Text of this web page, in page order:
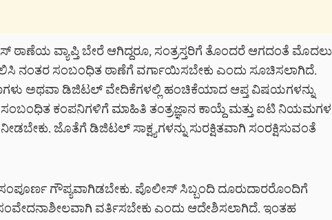
ವ್ಯಾಪ್ತಿ ಬೇರೆ ಆಗಿದ್ದರೂ, ಸಂತ್ರಸ್ತರಿಗೆ ತೊಂದರೆ ಆಗದಂತೆ ಮೊದಲು
ನಂತರ ಸಂಬಂಧಿತ ಠಾಣೆಗೆ ವರ್ಗಾಯಿಸಬೇಕು ಎಂದು ಸೂಚಿಸಲಾಗಿದೆ.
ಅಥವಾ ಡಿಜಿಟಲ್ ವೇದಿಕೆಗಳಲ್ಲಿ ಹಂಚಿಕೆಯಾದ ಆಪ್ತ ವಿಷಯಗಳನ್ನು
ಸಂಬಂಧಿತ ಕಂಪನಿಗಳಿಗೆ ಮಾಹಿತಿ ತಂತ್ರಜ್ಞಾನ ಕಾಯ್ದೆ ಮತ್ತು ಐಟಿ ನಿಯಮಗಳ
ಜೊತೆಗೆ ಡಿಜಿಟಲ್ ಸಾಕ್ಷ್ಯಗಳನ್ನು ಸುರಕ್ಷಿತವಾಗಿ ಸಂರಕ್ಷಿಸುವಂತೆ
ಸಂಪೂರ್ಣ ಗೌಪ್ಯವಾಗಿಡಬೇಕು. ಪೊಲೀಸ್ ಸಿಬ್ಬಂದಿ ದೂರುದಾರರೊಂದಿಗೆ
ವರ್ತಿಸಬೇಕು ಎಂದು ಆದೇಶಿಸಲಾಗಿದೆ.ಇಂತಹ